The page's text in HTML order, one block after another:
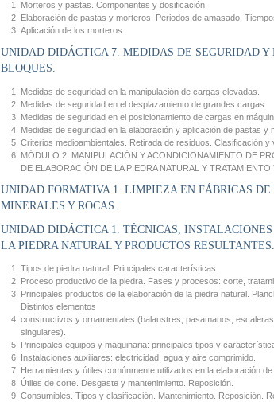
Morteros y pastas. Componentes y dosificación.
Elaboración de pastas y morteros. Periodos de amasado.
Aplicación de los morteros.
UNIDAD DIDÁCTICA 7. MEDIDAS DE SEGURIDAD
BLOQUES.
Medidas de seguridad en la manipulación de cargas elevadas.
Medidas de seguridad en el desplazamiento de grandes cargas.
Medidas de seguridad en el posicionamiento de cargas en
Medidas de seguridad en la elaboración y aplicación de pastas y
Criterios medioambientales. Retirada de residuos. Clasificación y
MÓDULO 2. MANIPULACIÓN Y ACONDICIONAMIENTO DE
DE ELABORACIÓN DE LA PIEDRA NATURAL Y
UNIDAD FORMATIVA 1. LIMPIEZA EN FÁBRICAS
MINERALES Y ROCAS.
UNIDAD DIDÁCTICA 1. TÉCNICAS,
LA PIEDRA NATURAL Y PRODUCTOS RESULTANTES.
Tipos de piedra natural. Principales características.
Proceso productivo de la piedra. Fases y procesos: corte,
Principales productos de la elaboración de la piedra natural.
Distintos elementos
constructivos y ornamentales (balaustres, pasamanos,
singulares).
Principales equipos y maquinaria: principales tipos y
Instalaciones auxiliares: electricidad, agua y aire comprimido.
Herramientas y útiles comúnmente utilizados en la elaboración
Útiles de corte. Desgaste y mantenimiento. Reposición.
Consumibles. Tipos y clasificación. Mantenimiento. Reposición.